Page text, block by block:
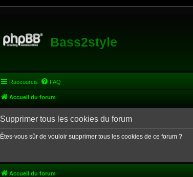
Bass2style
Raccourcis FAQ
Accueil du forum
Supprimer tous les cookies du forum
Êtes-vous sûr de vouloir supprimer tous les cookies de ce forum ?
Accueil du forum